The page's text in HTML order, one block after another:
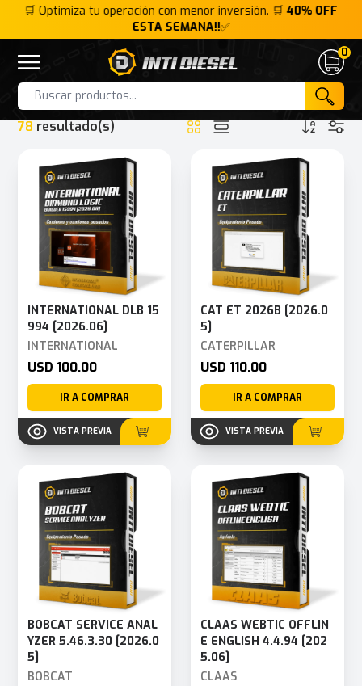
🛒 Optimiza tu operación con menor inversión. 🛒40% OFF
ESTA SEMANA!!✅
Open menu
Inti Diesel
Cart
0
HOME COLECCIÓN
Products
78 resultado(s)
INTERNATIONAL DLB 15
994 [2026.06]
INTERNATIONAL
USD 100.00
IR A COMPRAR
VISTA PREVIA
CAT ET 2026B [2026.0
5]
CATERPILLAR
USD 110.00
IR A COMPRAR
VISTA PREVIA
BOBCAT SERVICE ANAL
YZER 5.46.3.30 [2026.0
5]
BOBCAT
CLAAS WEBTIC OFFLIN
E ENGLISH 4.4.94 [202
5.06]
CLAAS